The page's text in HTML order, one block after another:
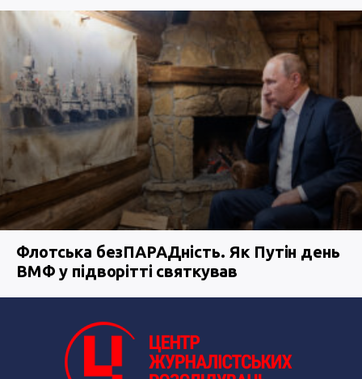
Флотська безПАРАДність. Як Путін день
ВМФ у підворітті святкував